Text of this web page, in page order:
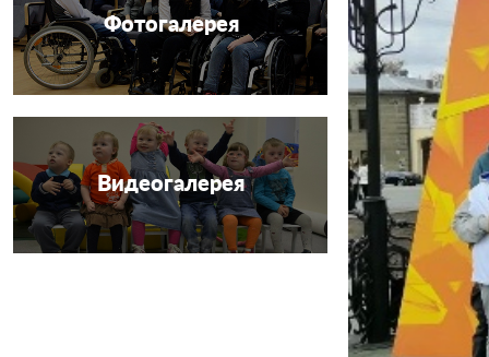
Фотогалерея
Видеогалерея